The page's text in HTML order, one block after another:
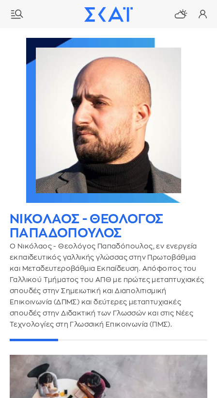
ΝΙΚΟΛΑΟΣ - ΘΕΟΛΟΓΟΣ
ΠΑΠΑΔΟΠΟΥΛΟΣ
Ο Νικόλαος - Θεολόγος Παπαδόπουλος, εν ενεργεία
εκπαιδευτικός γαλλικής γλώσσας στην Πρωτοβάθμια
και Μεταδευτεροβάθμια Εκπαίδευση. Απόφοιτος του
Γαλλικού Τμήματος του ΑΠΘ με πρώτες μεταπτυχιακές
σπουδές στην Σημειωτική και Διαπολιτισμική
Επικοινωνία (ΔΠΜΣ) και δεύτερες μεταπτυχιακές
σπουδές στην Διδακτική των Γλωσσών και στις Νέες
Τεχνολογίες στη Γλωσσική Επικοινωνία (ΠΜΣ).